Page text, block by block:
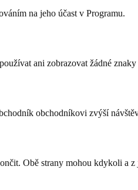
na jeho účast v Programu.
ani zobrazovat žádné
obchodníkovi zvýší
Obě strany mohou kdykoli a